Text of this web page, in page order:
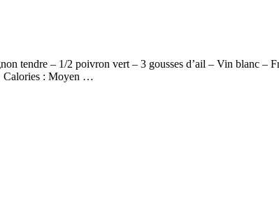
tendre – 1/2 poivron vert – 3 gousses d’ail – Vin blanc –
: Moyen …